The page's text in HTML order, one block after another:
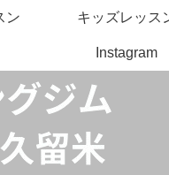
ン キッズレッス
Instagram